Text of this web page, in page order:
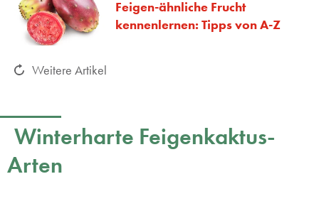
Feigen-ähnliche Frucht
kennenlernen: Tipps von A-Z
Weitere Artikel
Winterharte Feigenkaktus-
Arten